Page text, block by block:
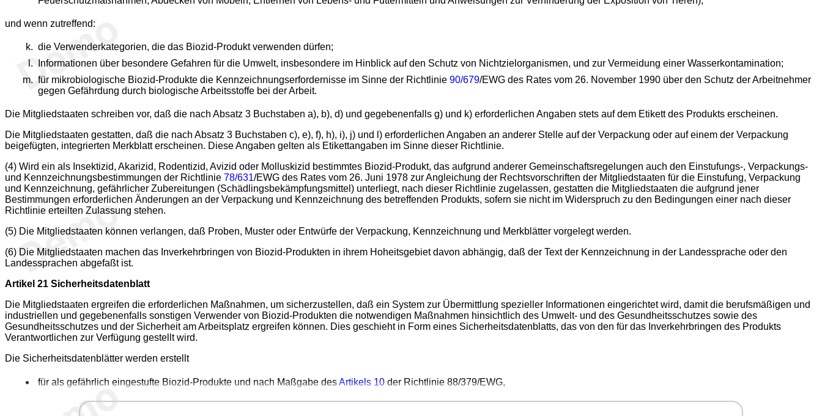
und wenn zutreffend:
die Verwenderkategorien, die das Biozid-Produkt verwenden dürfen;
Informationen über besondere Gefahren für die Umwelt, insbesondere im Hinblick auf den Schutz von Nichtzielorganismen, und zur Vermeidung einer Wasserkontamination;
für mikrobiologische Biozid-Produkte die Kennzeichnungserfordernisse im Sinne der Richtlinie 90/679/EWG des Rates vom 26. November 1990 über den Schutz der Arbeitnehmer
gegen Gefährdung durch biologische Arbeitsstoffe bei der Arbeit.
Die Mitgliedstaaten schreiben vor, daß die nach Absatz 3 Buchstaben a), b), d) und gegebenenfalls g) und k) erforderlichen Angaben stets auf dem Etikett des Produkts erscheinen.
Die Mitgliedstaaten gestatten, daß die nach Absatz 3 Buchstaben c), e), f), h), i), j) und l) erforderlichen Angaben an anderer Stelle auf der Verpackung oder auf einem der Verpackung
beigefügten, integrierten Merkblatt erscheinen. Diese Angaben gelten als Etikettangaben im Sinne dieser Richtlinie.
(4) Wird ein als Insektizid, Akarizid, Rodentizid, Avizid oder Molluskizid bestimmtes Biozid-Produkt, das aufgrund anderer Gemeinschaftsregelungen auch den Einstufungs-, Verpackungs-
und Kennzeichnungsbestimmungen der Richtlinie 78/631/EWG des Rates vom 26. Juni 1978 zur Angleichung der Rechtsvorschriften der Mitgliedstaaten für die Einstufung, Verpackung
und Kennzeichnung, gefährlicher Zubereitungen (Schädlingsbekämpfungsmittel) unterliegt, nach dieser Richtlinie zugelassen, gestatten die Mitgliedstaaten die aufgrund jener
Bestimmungen erforderlichen Änderungen an der Verpackung und Kennzeichnung des betreffenden Produkts, sofern sie nicht im Widerspruch zu den Bedingungen einer nach dieser
Richtlinie erteilten Zulassung stehen.
(5) Die Mitgliedstaaten können verlangen, daß Proben, Muster oder Entwürfe der Verpackung, Kennzeichnung und Merkblätter vorgelegt werden.
(6) Die Mitgliedstaaten machen das Inverkehrbringen von Biozid-Produkten in ihrem Hoheitsgebiet davon abhängig, daß der Text der Kennzeichnung in der Landessprache oder den
Landessprachen abgefaßt ist.
Artikel 21 Sicherheitsdatenblatt
Die Mitgliedstaaten ergreifen die erforderlichen Maßnahmen, um sicherzustellen, daß ein System zur Übermittlung spezieller Informationen eingerichtet wird, damit die berufsmäßigen und
industriellen und gegebenenfalls sonstigen Verwender von Biozid-Produkten die notwendigen Maßnahmen hinsichtlich des Umwelt- und des Gesundheitsschutzes sowie des
Gesundheitsschutzes und der Sicherheit am Arbeitsplatz ergreifen können. Dies geschieht in Form eines Sicherheitsdatenblatts, das von den für das Inverkehrbringen des Produkts
Verantwortlichen zur Verfügung gestellt wird.
Die Sicherheitsdatenblätter werden erstellt
für als gefährlich eingestufte Biozid-Produkte und nach Maßgabe desArtikels 10 der Richtlinie 88/379/EWG,